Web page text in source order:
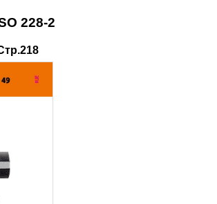
228-2